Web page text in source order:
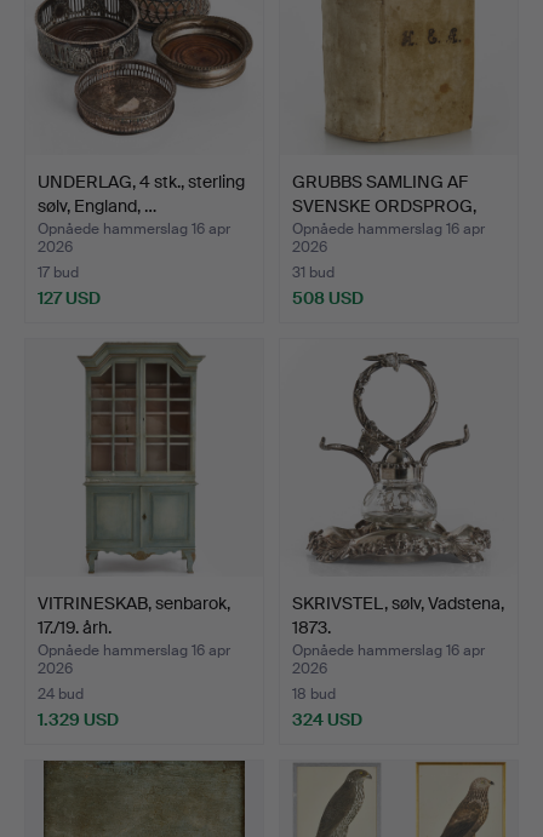
UNDERLAG, 4 stk., sterling
sølv, England, …
Opnåede hammerslag 16 apr
2026
17 bud
127 USD
GRUBBS SAMLING AF
SVENSKE ORDSPROG,
1678. …
Opnåede hammerslag 16 apr
2026
31 bud
508 USD
VITRINESKAB, senbarok,
17./19. årh.
Opnåede hammerslag 16 apr
2026
24 bud
1.329 USD
SKRIVSTEL, sølv, Vadstena,
1873.
Opnåede hammerslag 16 apr
2026
18 bud
324 USD